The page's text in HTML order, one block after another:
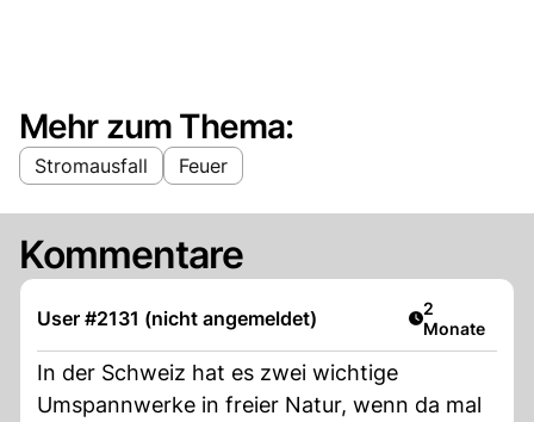
Mehr zum Thema:
Stromausfall Feuer
Kommentare
User #2131 (nicht angemeldet) Artikel
2
Monate
In der Schweiz hat es zwei wichtige
Umspannwerke in freier Natur, wenn da mal